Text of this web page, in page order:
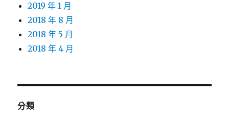
2019 年 1 月
2018 年 8 月
2018 年 5 月
2018 年 4 月
分類